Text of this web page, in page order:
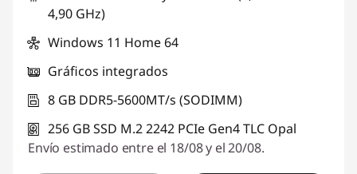
4,90 GHz)
Windows 11 Home 64
Gráficos integrados
8 GB DDR5-5600MT/s (SODIMM)
256 GB SSD M.2 2242 PCIe Gen4 TLC Opal
Envío estimado entre el 18/08 y el 20/08.